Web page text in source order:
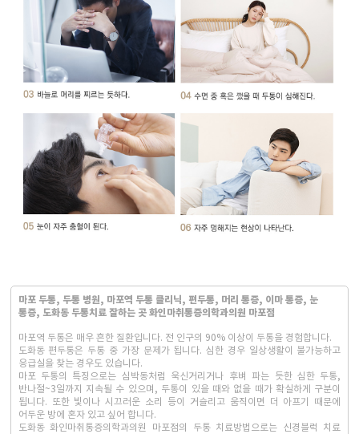
마포 두통, 두통 병원, 마포역 두통 클리닉, 편두통, 머리 통증, 이마 통증, 눈
통증, 도화동 두통치료 잘하는 곳 화인마취통증의학과의원 마포점
마포역 두통은 매우 흔한 질환입니다. 전 인구의 90% 이상이 두통을 경험합니다.
도화동 편두통은 두통 중 가장 문제가 됩니다. 심한 경우 일상생활이 불가능하고
응급실을 찾는 경우도 있습니다.
마포 두통의 특징으로는 심박동처럼 욱신거리거나 후벼 파는 듯한 심한 두통,
반나절~3일까지 지속될 수 있으며, 두통이 있을 때와 없을 때가 확실하게 구분이
됩니다. 또한 빛이나 시끄러운 소리 등이 거슬리고 움직이면 더 아프기 때문에
어두운 방에 혼자 있고 싶어 합니다.
도화동 화인마취통증의학과의원 마포점의 두통 치료방법으로는 신경블럭 치료